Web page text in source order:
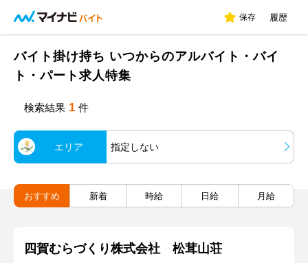
保存 履歴
バイト掛け持ち いつからのアルバイト・バイ
ト・パート求人特集
検索結果 1 件
エリア 指定しない
おすすめ 新着 時給 日給 月給
四賀むらづくり株式会社 松茸山荘